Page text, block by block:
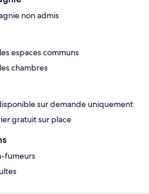
non admis
espaces communs
chambres
sur demande uniquement
gratuit sur place
fumeurs